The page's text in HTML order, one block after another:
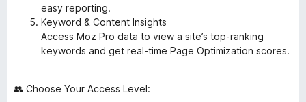
easy reporting.
Keyword & Content Insights
Access Moz Pro data to view a site’s top-ranking
keywords and get real-time Page Optimization scores.
👥 Choose Your Access Level: